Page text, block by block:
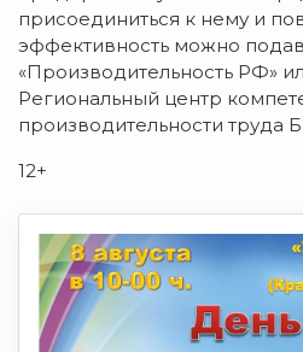
присоединиться к нему и
эффективность можно подав
«Производительность РФ»
Региональный центр
производительности труда
12+